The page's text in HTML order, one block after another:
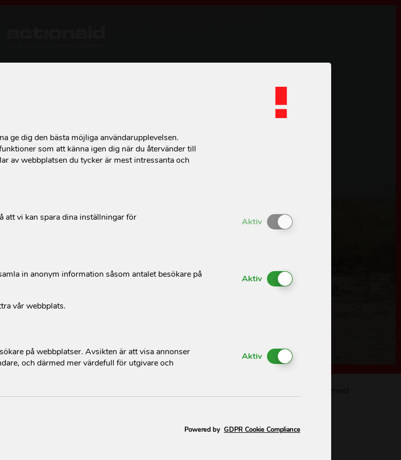
Månadsgivare
Stöd oss
ge dig den bästa möjliga användarupplevelsen.
som att känna igen dig när du återvänder till
av webbplatsen du tycker är mest intressanta och
att vi kan spara dina inställningar för
Enable or Disable Cookies
Aktiv
in anonym information såsom antalet besökare på
vår webbplats.
Enable or Disable Cookies
Aktiv
på webbplatser. Avsikten är att visa annonser
och därmed mer värdefull för utgivare och
Enable or Disable Cookies
Aktiv
Powered byGDPR Cookie Compliance